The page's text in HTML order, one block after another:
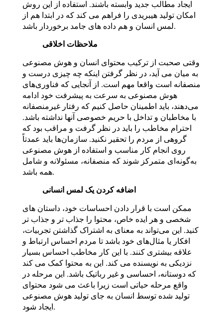
ایجاد مطالب جدید وابسته باشند. استفاده از این روش
امکان تولید هیبریدی را فراهم می کند که در ابتدا هم از
لمس انسان و هم داده های جامد برخوردار باشد.
ملاحظات اخلاقی
وقتی صحبت از ترکیب محتوای انسان و هوش مصنوعی
به میان می آید، در نظر گرفتن اینکه چه چیزی درست و
منصفانه است واقعا مهم است. از آنجایی که فناوری‌های
هوش مصنوعی به سرعت به پیشرفت خود ادامه
می‌دهند، باید اطمینان حاصل کنیم که رفتار غیرمنصفانه
با مخاطبان و تداخل با حریم خصوصی آنها نداشته باشد.
احترام مخاطب را باید در نظر گرفت و مراقب بود که
گروهی از مردم را تحقیر نکنید. سازمان‌ها باید عمدتاً
روی انجام کار مناسب و استفاده از هوش مصنوعی
به‌گونه‌ای متمرکز شوند که منصفانه، مسئولانه و شامل
همه باشد.
اضافه کردن یک لمس انسانی
ممکن است با قرار دادن احساسات خود، داستان های
شخصی و هر ایده خاص، محتوا را جذاب تر و جذاب تر
کنید. این می‌تواند به معنای به اشتراک گذاشتن تجربیات،
افکار یا مثال‌های خود باشد تا مردم احساس ارتباط و
علاقه بیشتری کنند. با این کار مخاطب احساس بسیار
نزدیکی به نویسنده می کند. این به محتوا کمک می کند
که دوستانه، احساسی و غیر رباتیک باشد. این مرحله در
واقع مرحله حیاتی است زیرا باعث می شود محتوای
تولید شده توسط انسان به جای تولید هوش مصنوعی
ایجاد شود.